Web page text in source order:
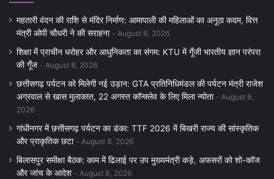
महतारी वंदन की राशि से मंदिर निर्माण: आमापाली की महिलाओं का अनूठा कदम, वित्त
मंत्री ओपी चौधरी ने की सराहना
August 8, 2026
शिक्षा में प्राचीन धरोहर और आधुनिकता का संगम: KTU में गूँजी भारतीय ज्ञान परंपरा
की गूँज
August 8, 2026
छत्तीसगढ़ पर्यटन को मिलेगी नई उड़ान: GTA प्रतिनिधिमंडल की पर्यटन मंत्री राजेश
अग्रवाल से खास मुलाकात, 22 अगस्त कॉन्क्लेव के लिए मिला न्योता
August 8,
2026
गांधीनगर में छत्तीसगढ़ पर्यटन का डंका: TTF 2026 में बिखरी राज्य की सांस्कृतिक
और प्राकृतिक छटा
August 8, 2026
बिलासपुर समीक्षा बैठक: काम में ढिलाई पर उप मुख्यमंत्री कड़े, अफसरों को शो-कॉज
और जांच के आदेश
August 8, 2026